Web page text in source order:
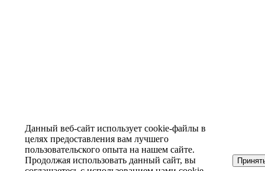
Данный веб-сайт использует cookie-файлы в
целях предоставления вам лучшего
пользовательского опыта на нашем сайте.
Продолжая использовать данный сайт, вы